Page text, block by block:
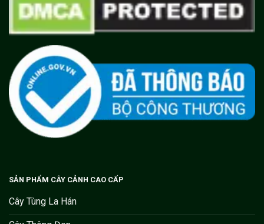
SẢN PHẨM CÂY CẢNH CAO CẤP
Cây Tùng La Hán